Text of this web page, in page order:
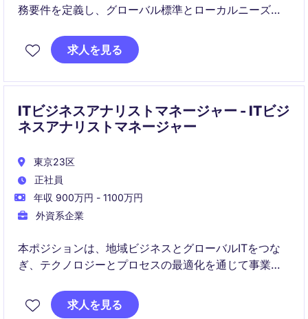
務要件を定義し、グローバル標準とローカルニーズの
POS等の店舗システム導入・展開をリードし、実運用
に耐えるスケーラブルなソリューション実装を推進し
求人を見る
ITビジネスアナリストマネージャー - ITビジ
ネスアナリストマネージャー
東京23区
正社員
年収 900万円 - 1100万円
外資系企業
本ポジションは、地域ビジネスとグローバルITをつな
ぎ、テクノロジーとプロセスの最適化を通じて事業価
Salesforceを中心としたCRM、分析、プロジェクト推
求人を見る